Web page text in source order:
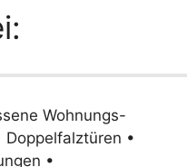
Wohnungs-
•
•